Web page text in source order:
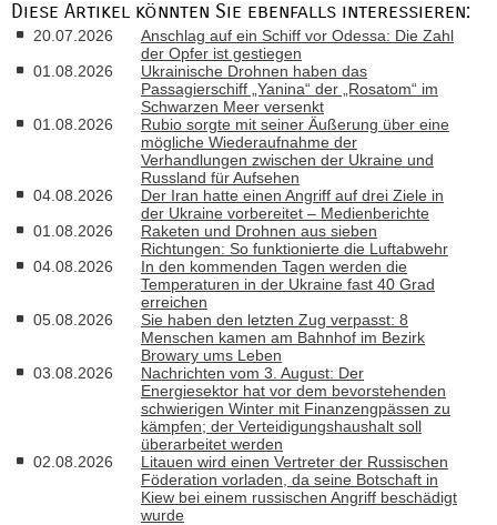
Diese Artikel könnten Sie ebenfalls interessieren:
20.07.2026
Anschlag auf ein Schiff vor Odessa: Die Zahl
der Opfer ist gestiegen
01.08.2026
Ukrainische Drohnen haben das
Passagierschiff „Yanina“ der „Rosatom“ im
Schwarzen Meer versenkt
01.08.2026
Rubio sorgte mit seiner Äußerung über eine
mögliche Wiederaufnahme der
Verhandlungen zwischen der Ukraine und
Russland für Aufsehen
04.08.2026
Der Iran hatte einen Angriff auf drei Ziele in
der Ukraine vorbereitet – Medienberichte
01.08.2026
Raketen und Drohnen aus sieben
Richtungen: So funktionierte die Luftabwehr
04.08.2026
In den kommenden Tagen werden die
Temperaturen in der Ukraine fast 40 Grad
erreichen
05.08.2026
Sie haben den letzten Zug verpasst: 8
Menschen kamen am Bahnhof im Bezirk
Browary ums Leben
03.08.2026
Nachrichten vom 3. August: Der
Energiesektor hat vor dem bevorstehenden
schwierigen Winter mit Finanzengpässen zu
kämpfen; der Verteidigungshaushalt soll
überarbeitet werden
02.08.2026
Litauen wird einen Vertreter der Russischen
Föderation vorladen, da seine Botschaft in
Kiew bei einem russischen Angriff beschädigt
wurde